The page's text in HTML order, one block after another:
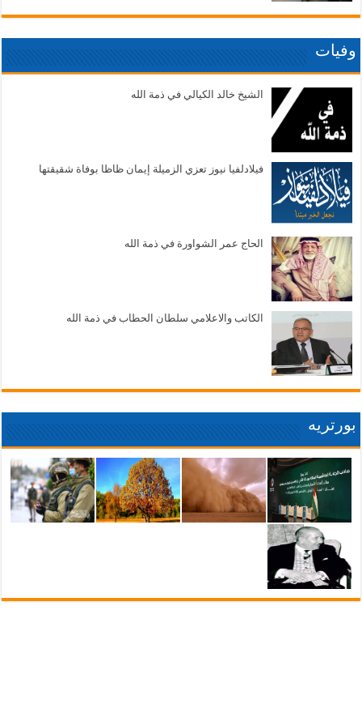
وفيات
الشيخ خالد الكيالي في ذمة الله
فيلادلفيا نيوز تعزي الزميلة إيمان ظاظا بوفاة شقيقتها
الحاج عمر الشواورة في ذمة الله
الكاتب والاعلامي سلطان الحطاب في ذمة الله
بورتريه